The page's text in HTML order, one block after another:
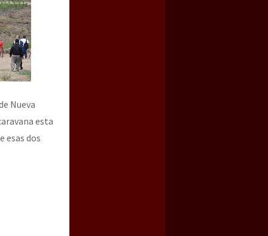
Nueva
esta
esas dos